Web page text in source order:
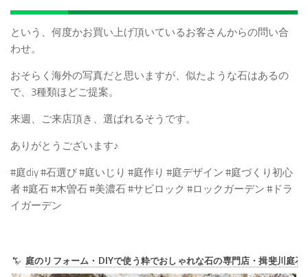
という、何度かお買い上げ頂いているお客さんからの問い合
わせ。
おそらく海外の写真だと思いますが、似たような石はあるの
で、3種類ほどご提案。
来週、ご来店頂き、選ばれるそうです。
ありがとうございます♪
#庭diy #石選び #庭いじり #庭作り #庭デザイン #庭づくり初心
者 #庭石 #木曽石 #美濃石 #サビロック #ロックガーデン #ドラ
イガーデン